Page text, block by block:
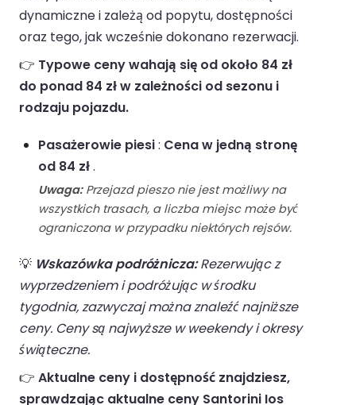
dynamiczne i zależą od popytu, dostępności
oraz tego, jak wcześnie dokonano rezerwacji.
👉 Typowe ceny wahają się od około 84 zł
do ponad 84 zł w zależności od sezonu i
rodzaju pojazdu.
Pasażerowie piesi: Cena w jedną stronę
od 84 zł.
Uwaga:Przejazd pieszo nie jest możliwy na
wszystkich trasach, a liczba miejsc może być
ograniczona w przypadku niektórych rejsów.
💡 Wskazówka podróżnicza:Rezerwując z
wyprzedzeniem i podróżując w środku
tygodnia, zazwyczaj można znaleźć najniższe
ceny. Ceny są najwyższe w weekendy i okresy
świąteczne.
👉 Aktualne ceny i dostępność znajdziesz,
sprawdzając aktualne ceny Santorini Ios